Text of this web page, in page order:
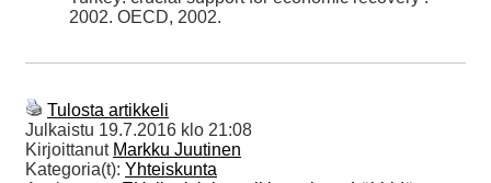
2002. OECD, 2002.
Tulosta artikkeli
Julkaistu 19.7.2016 klo 21:08
Kirjoittanut Markku Juutinen
Kategoria(t): Yhteiskunta